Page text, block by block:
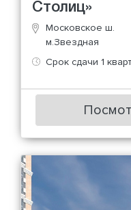
Столиц»
Московское ш.
м.Звездная
Срок сдачи 1